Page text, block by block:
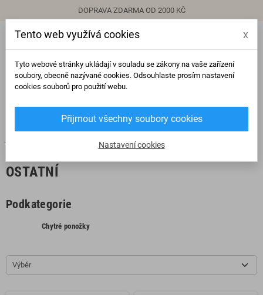
DOPRAVA ZDARMA OD 2000 KČ
view_headline
Přihlásit se
OSTATNÍ
Podkategorie
Chytré ponožky
Výběr
Tento web využívá cookies x
Tyto webové stránky ukládají v souladu se zákony na vaše zařízení
soubory, obecně nazývané cookies. Odsouhlaste prosím nastavení
cookies souborů pro použití webu.
Přijmout všechny soubory cookies
Nastavení cookies